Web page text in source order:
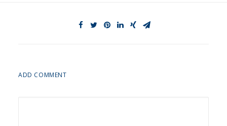
ADD COMMENT